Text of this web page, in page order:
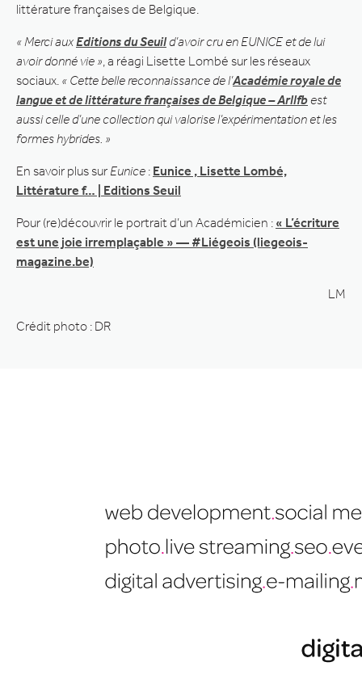
littérature françaises de Belgique.
« Merci auxEditions du Seuild’avoir cru en EUNICE et de lui
avoir donné vie » , a réagi Lisette Lombé sur les réseaux
sociaux. « Cette belle reconnaissance de l’Académie royale de
langue et de littérature françaises de Belgique – Arllfbest
aussi celle d’une collection qui valorise l’expérimentation et les
formes hybrides. »
En savoir plus sur Eunice : Eunice , Lisette Lombé,
Littérature f… | Editions Seuil
Pour (re)découvrir le portrait d’un Académicien : « L’écriture
est une joie irremplaçable » — #Liégeois (liegeois-
magazine.be)
LM
Crédit photo : DR